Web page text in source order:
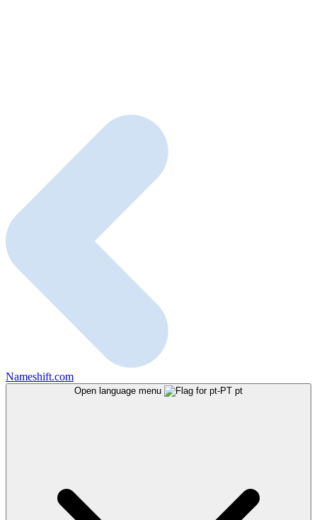
Nameshift.com
Open language menu pt